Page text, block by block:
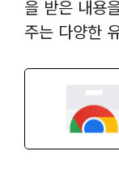
을 받은 내용
주는 다양한